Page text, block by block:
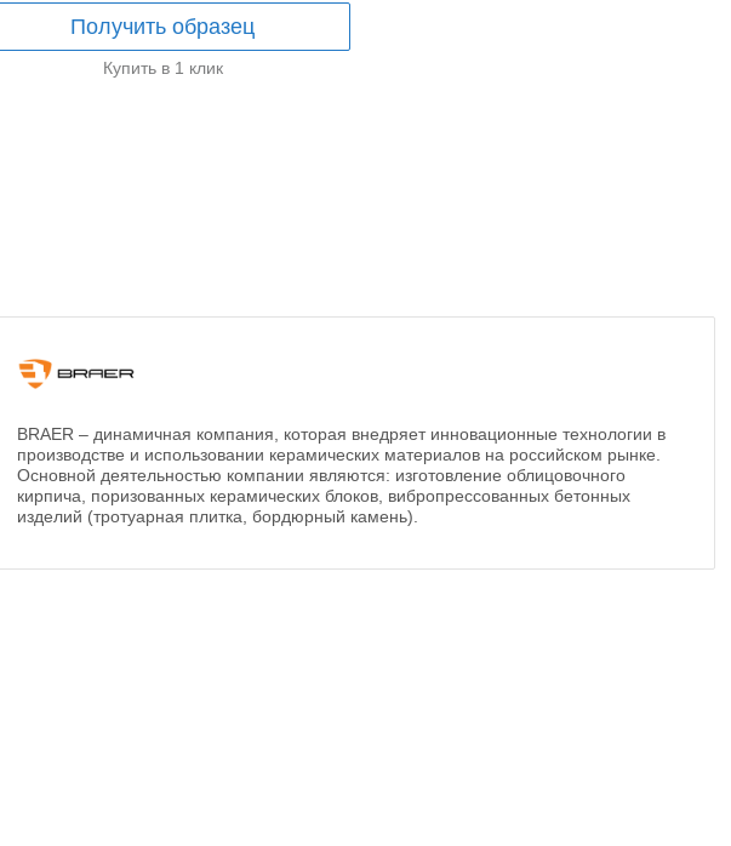
Получить образец
Купить в 1 клик
BRAER – динамичная компания, которая внедряет инновационные технологии в
производстве и использовании керамических материалов на российском рынке.
Основной деятельностью компании являются: изготовление облицовочного
кирпича, поризованных керамических блоков, вибропрессованных бетонных
изделий (тротуарная плитка, бордюрный камень).